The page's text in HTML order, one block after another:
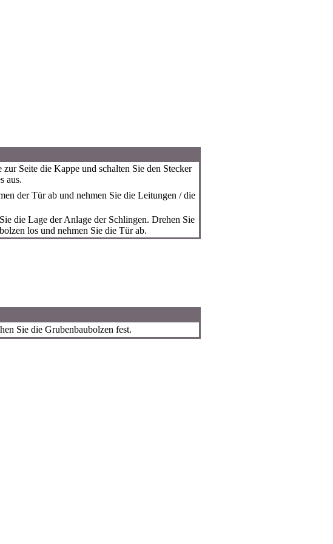
zur Seite die Kappe und schalten Sie den Stecker
aus.
der Tür ab und nehmen Sie die Leitungen / die
die Lage der Anlage der Schlingen. Drehen Sie
los und nehmen Sie die Tür ab.
Sie die Grubenbaubolzen fest.